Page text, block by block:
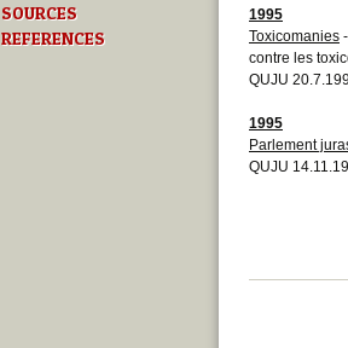
SOURCES
REFERENCES
1995
Toxicomanies
contre les
QUJU
1995
Parlement
QUJU